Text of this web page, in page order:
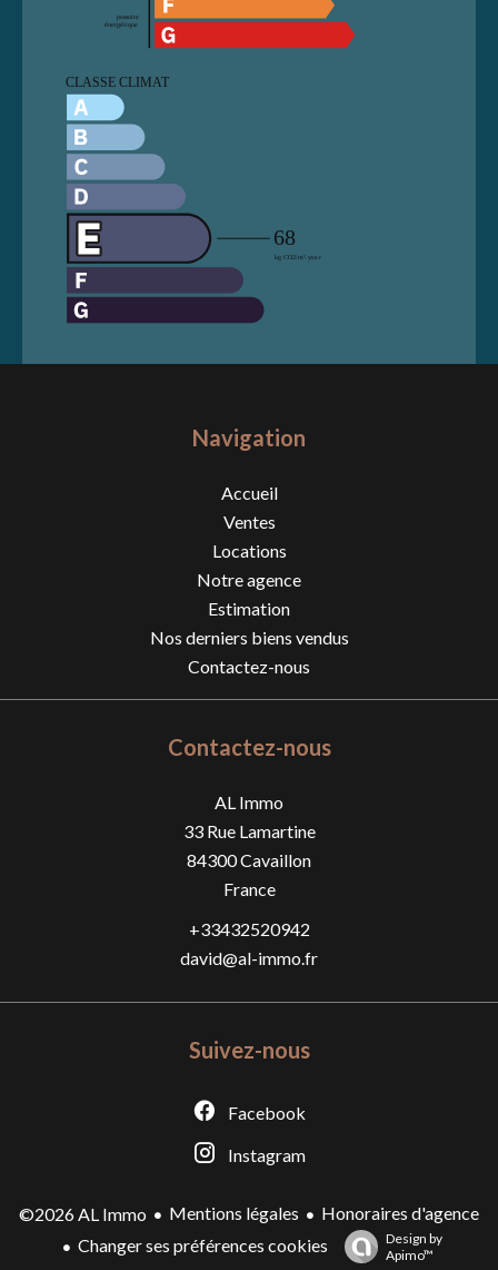
Navigation
Accueil
Ventes
Locations
Notre agence
Estimation
Nos derniers biens vendus
Contactez-nous
Contactez-nous
AL Immo
33 Rue Lamartine
84300Cavaillon
France
+33432520942
david@al-immo.fr
Suivez-nous
Facebook
Instagram
©2026 AL Immo Mentions légales
Honoraires d'agence
Changer ses préférences cookies
Design by
Apimo™